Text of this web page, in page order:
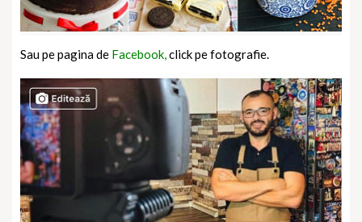
Sau pe pagina de Facebook,click pe fotografie.